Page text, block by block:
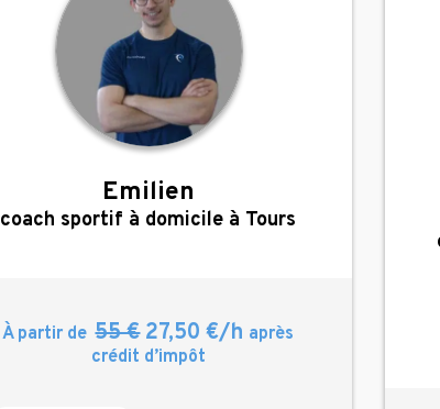
Emilien
,
coach sportif à domicile à Tours
À partir de 55 €27,50 €/h après
crédit d’impôt